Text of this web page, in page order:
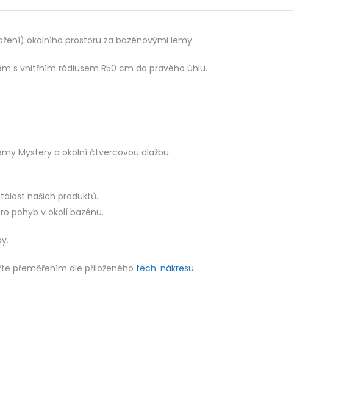
okolního prostoru za bazénovými lemy.
s vnitřním rádiusem R50 cm do pravého úhlu.
Mystery a okolní čtvercovou dlažbu.
našich produktů.
pohyb v okolí bazénu.
přeměřením dle přiloženého tech. nákresu.